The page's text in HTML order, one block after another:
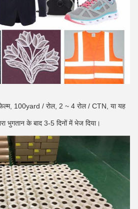
100yard / रोल, 2 ~ 4 रोल / CTN, या यह
भुगतान के बाद 3-5 दिनों में भेज दिया।